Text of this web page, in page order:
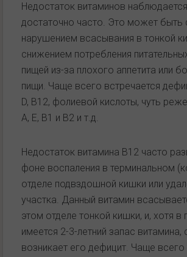
Недостаток витаминов
достаточно часто. Это может быть
нарушением всасывания в тонкой
снижением потребления
пищей из-за плохого аппетита или
пищи. Чаще всего встречается
D, В12, фолиевой кислоты, чуть
А, Е, В1 и В2 и т.д.
Недостаток витамина В12 часто
фоне воспаления в терминальном
отделе подвздошной кишки или
участка. Данный витамин
этом отделе тонкой кишки, и, хотя в
имеется 2-3-летний запас
возникает его дефицит. Чаще всего